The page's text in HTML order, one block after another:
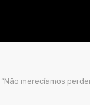
“Não merecíamos